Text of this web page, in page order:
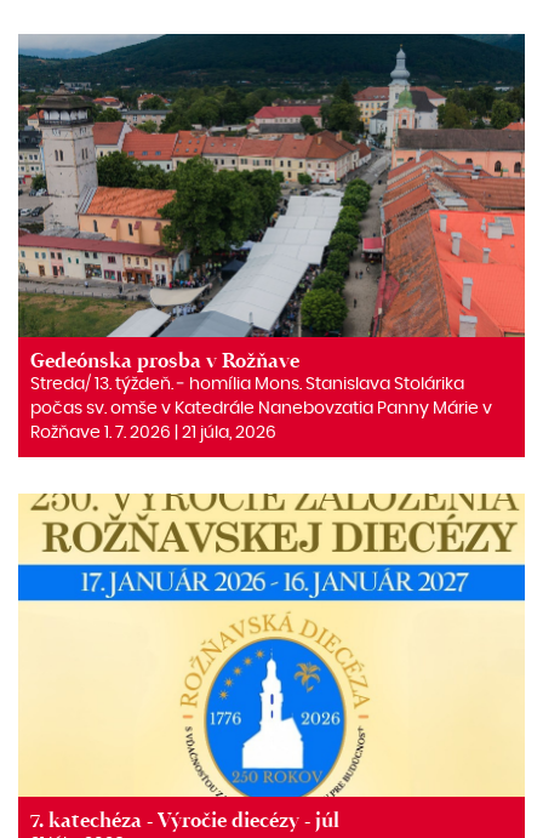
Gedeónska prosba v Rožňave
Streda/ 13. týždeň. ‒ homília Mons. Stanislava Stolárika
počas sv. omše v Katedrále Nanebovzatia Panny Márie v
Rožňave 1. 7. 2026 | 21 júla, 2026
7. katechéza - Výročie diecézy - júl